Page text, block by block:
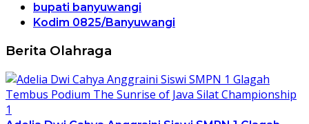
bupati banyuwangi
Kodim 0825/Banyuwangi
Berita Olahraga